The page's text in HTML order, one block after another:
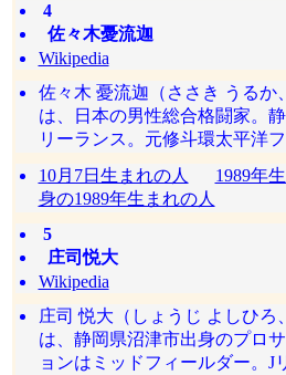
4
佐々木憂流迦
Wikipedia
佐々木 憂流迦（ささき うるか
は、日本の男性総合格闘家。
リーランス。元修斗環太平洋
10月7日生まれの人
1989年
身の1989年生まれの人
5
庄司悦大
Wikipedia
庄司 悦大（しょうじ よしひろ
は、静岡県沼津市出身のプロ
ョンはミッドフィールダー。J